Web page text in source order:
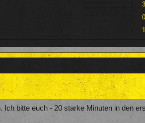
bitte euch - 20 starke Minuten in den